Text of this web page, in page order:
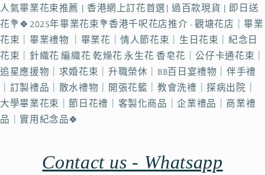
人氣畢業花束推薦 | 香港網上訂花首選| 過百款現貨 | 即日送
花💐🍀2025年畢業花束💐香港千呎花店推介 - 觀塘花店｜畢業
花束｜畢業禮物 ｜畢業花｜情人節花束｜生日花束｜紀念日
花束｜針織花 編織花 乾燥花 永生花 香皂花｜公仔卡通花束｜
追星應援物｜求婚花束｜升職榮休｜BB百日宴禮物｜伴手禮
｜訂製禮品｜散水禮物｜開張花籃｜教會洗禮｜探病出院｜
大學畢業花束｜節日花禮｜客製化商品｜企業禮品｜商業禮
品｜實用紀念品🍀
Contact us - Whatsapp